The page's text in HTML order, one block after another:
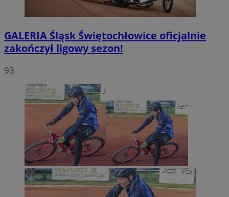
GALERIA Śląsk Świętochłowice oficjalnie
zakończył ligowy sezon!
93